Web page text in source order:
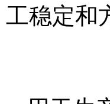
工稳定和